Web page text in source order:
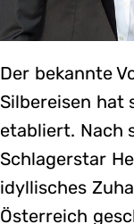
Der bekannte
Silbereisen hat
etabliert. Nach
Schlagerstar
idyllisches
Österreich